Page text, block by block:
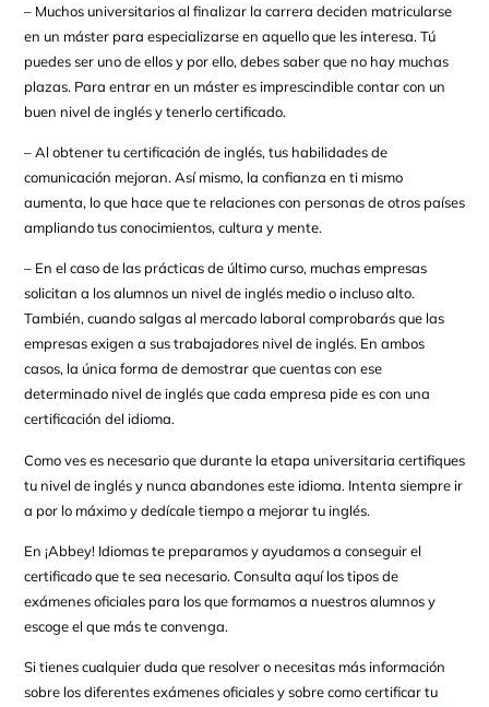
– Muchos universitarios al finalizar la carrera deciden matricularse
en un máster para especializarse en aquello que les interesa. Tú
puedes ser uno de ellos y por ello, debes saber que no hay muchas
plazas. Para entrar en un máster es imprescindible contar con un
buen nivel de inglés y tenerlo certificado.
– Al obtener tu certificación de inglés, tus habilidades de
comunicación mejoran. Así mismo, la confianza en ti mismo
aumenta, lo que hace que te relaciones con personas de otros países
ampliando tus conocimientos, cultura y mente.
– En el caso de las prácticas de último curso, muchas empresas
solicitan a los alumnos un nivel de inglés medio o incluso alto.
También, cuando salgas al mercado laboral comprobarás que las
empresas exigen a sus trabajadores nivel de inglés. En ambos
casos, la única forma de demostrar que cuentas con ese
determinado nivel de inglés que cada empresa pide es con una
certificación del idioma.
Como ves es necesario que durante la etapa universitaria certifiques
tu nivel de inglés y nunca abandones este idioma. Intenta siempre ir
a por lo máximo y dedícale tiempo a mejorar tu inglés.
En ¡Abbey! Idiomas te preparamos y ayudamos a conseguir el
certificado que te sea necesario. Consulta aquí los tipos de
exámenes oficiales para los que formamos a nuestros alumnos y
escoge el que más te convenga.
Si tienes cualquier duda que resolver o necesitas más información
sobre los diferentes exámenes oficiales y sobre como certificar tu